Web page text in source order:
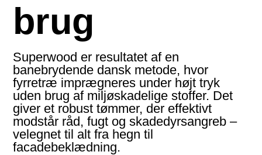
brug
Superwood er resultatet af en
banebrydende dansk metode, hvor
fyrretræ imprægneres under højt tryk
uden brug af miljøskadelige stoffer. Det
giver et robust tømmer, der effektivt
modstår råd, fugt og skadedyrsangreb –
velegnet til alt fra hegn til
facadebeklædning.